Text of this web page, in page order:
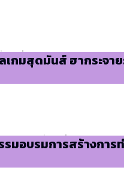
เกมสุดมันส์ ฮากระจา
มอบรมการสร้างกา